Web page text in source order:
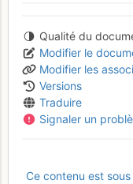
Qualité du
Modifier le
Modifier les
Versions
Traduire
Signaler un
Ce contenu est